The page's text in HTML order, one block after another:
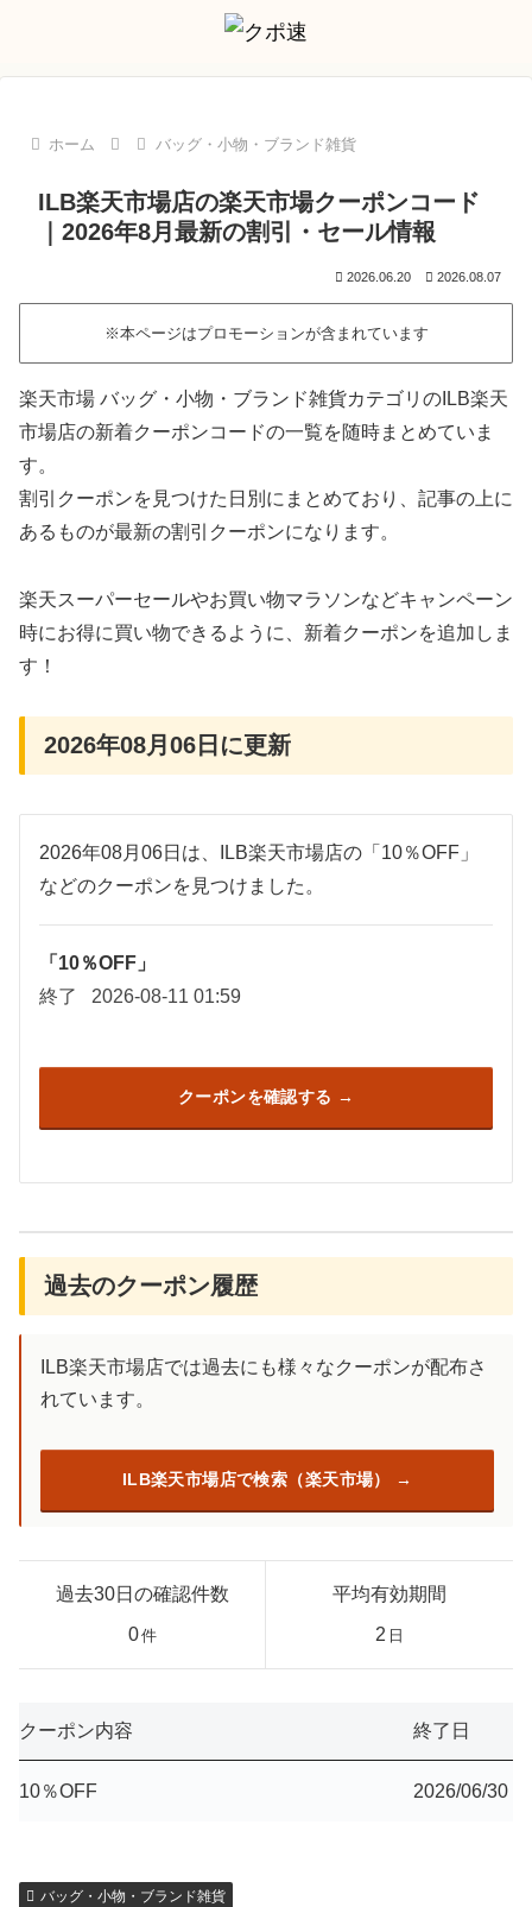
ホーム バッグ・小物・ブランド雑貨
ILB楽天市場店の楽天市場クーポンコード
｜2026年8月最新の割引・セール情報
2026.06.20 2026.08.07
※本ページはプロモーションが含まれています
楽天市場 バッグ・小物・ブランド雑貨カテゴリのILB楽天
市場店の新着クーポンコードの一覧を随時まとめていま
す。
割引クーポンを見つけた日別にまとめており、記事の上に
あるものが最新の割引クーポンになります。
楽天スーパーセールやお買い物マラソンなどキャンペーン
時にお得に買い物できるように、新着クーポンを追加しま
す！
2026年08月06日に更新
2026年08月06日は、ILB楽天市場店の「10％OFF」
などのクーポンを見つけました。
「10％OFF」
終了
2026-08-11 01:59
クーポンを確認する
過去のクーポン履歴
ILB楽天市場店では過去にも様々なクーポンが配布さ
れています。
ILB楽天市場店で検索（楽天市場）
過去30日の確認件数
0件
平均有効期間
2 日
クーポン内容 終了日
10％OFF 2026/06/30
バッグ・小物・ブランド雑貨